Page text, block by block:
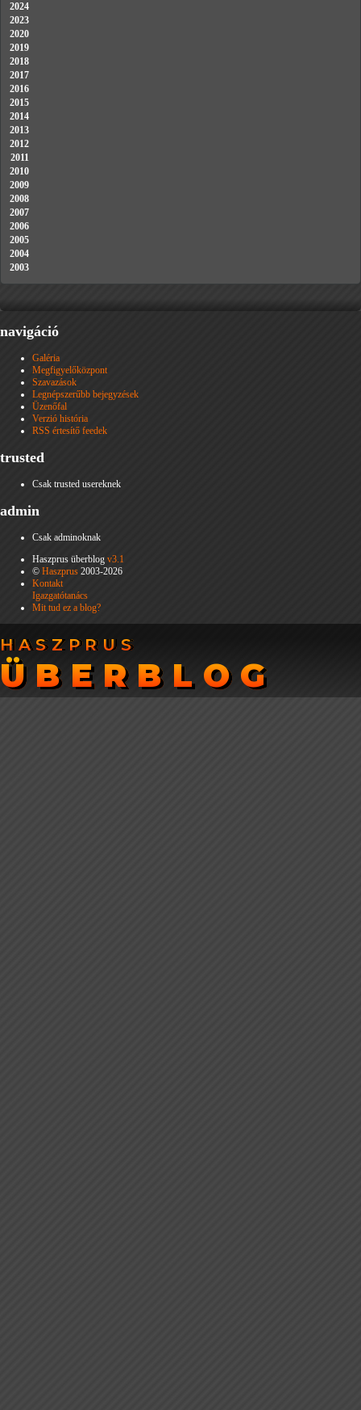
2024
2023
2020
2019
2018
2017
2016
2015
2014
2013
2012
2011
2010
2009
2008
2007
2006
2005
2004
2003
navigáció
Galéria
Megfigyelőközpont
Szavazások
Legnépszerűbb bejegyzések
Üzenőfal
Verzió história
RSS értesítő feedek
trusted
Csak trusted usereknek
admin
Csak adminoknak
Haszprus überblog v3.1
© Haszprus 2003-2026
Kontakt
Igazgatótanács
Mit tud ez a blog?
HASZPRUS
ÜBERBLOG
HASZPRUS
ÜBERBLOG